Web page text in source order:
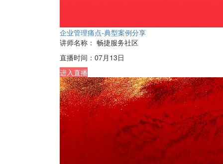
企业管理痛点-典型案例分享
讲师名称： 畅捷服务社区
直播时间： 07月13日
进入直播